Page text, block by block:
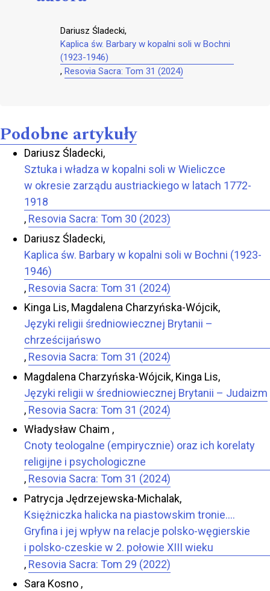
Dariusz Śladecki,
Kaplica św. Barbary w kopalni soli w Bochni
(1923-1946)
, Resovia Sacra: Tom 31 (2024)
Podobne artykuły
Dariusz Śladecki,
Sztuka i władza w kopalni soli w Wieliczce
w okresie zarządu austriackiego w latach 1772-
1918
, Resovia Sacra: Tom 30 (2023)
Dariusz Śladecki,
Kaplica św. Barbary w kopalni soli w Bochni (1923-
1946)
, Resovia Sacra: Tom 31 (2024)
Kinga Lis, Magdalena Charzyńska-Wójcik,
Języki religii średniowiecznej Brytanii –
chrześcijańswo
, Resovia Sacra: Tom 31 (2024)
Magdalena Charzyńska-Wójcik, Kinga Lis,
Języki religii w średniowiecznej Brytanii – Judaizm
, Resovia Sacra: Tom 31 (2024)
Władysław Chaim ,
Cnoty teologalne (empirycznie) oraz ich korelaty
religijne i psychologiczne
, Resovia Sacra: Tom 31 (2024)
Patrycja Jędrzejewska-Michalak,
Księżniczka halicka na piastowskim tronie….
Gryfina i jej wpływ na relacje polsko-węgierskie
i polsko-czeskie w 2. połowie XIII wieku
, Resovia Sacra: Tom 29 (2022)
Sara Kosno ,